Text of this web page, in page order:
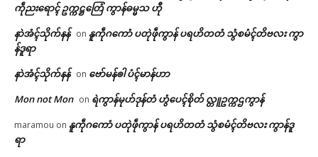
ကဵုညးရောၚ် ဥက္ကဋ္ဌတြေံ ကွာန်ဓမ္မသ ဟီု
နာဲအံၚ်သိုက်နန် on နူကဵုဂကောံ ပတုဲဖဵုကွာန် ပရဟိတတံ သွံစမံၚ်တိဗလး ကွာ
န်ဒူရာ
နာဲအံၚ်သိုက်နန် on ဗော်မန်ၜါ ပံၚ်မာန်ဟာ
Mon not Mon on ရဲကွာန်မုဟ်ဒုန်တံ ဟွံပေၚ်စိုတ် လ္တူဥက္ကဌကွာန်
maramou on နူကဵုဂကောံ ပတုဲဖဵုကွာန် ပရဟိတတံ သွံစမံၚ်တိဗလး ကွာန်ဒူ
ရာ